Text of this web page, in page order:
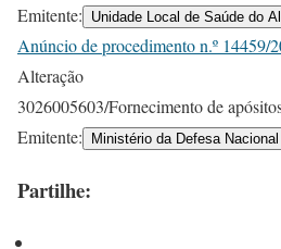
Emitente:
Unidade Local de Saúde do
Anúncio de procedimento n.º 14459/
Alteração
3026005603/Fornecimento de
Emitente:
Ministério da Defesa
Partilhe: